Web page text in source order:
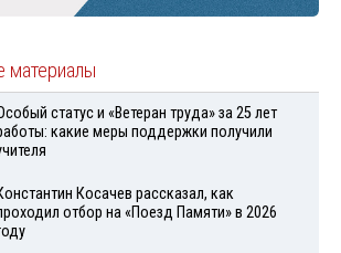
статус и «Ветеран труда» за 25 лет
какие меры поддержки получили
Косачев рассказал, как
отбор на «Поезд Памяти» в 2026